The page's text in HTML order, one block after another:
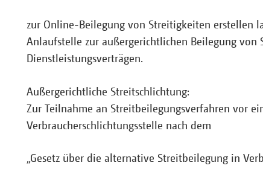
zur Online-Beilegung von Streitigkeiten erstellen
Anlaufstelle zur außergerichtlichen Beilegung
Dienstleistungsverträgen.
Außergerichtliche Streitschlichtung:
Zur Teilnahme an Streitbeilegungsverfahren vor
Verbraucherschlichtungsstelle nach dem
„Gesetz über die alternative Streitbeilegung in